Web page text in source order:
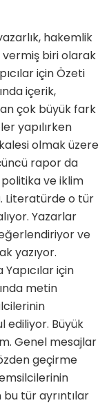
hakemlik
biri olarak
için Özeti
içerik,
çok büyük fark
yapılırken
olmak üzere
rapor da
politika ve iklim
Literatürde o tür
Yazarlar
ve
yazıyor.
için
metin
ediliyor. Büyük
Genel mesajlar
geçirme
bu tür ayrıntılar